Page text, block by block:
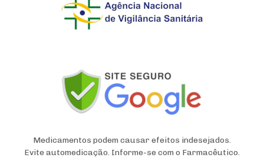
Medicamentos podem causar efeitos indesejados.
Evite automedicação. Informe-se com o Farmacêutico.